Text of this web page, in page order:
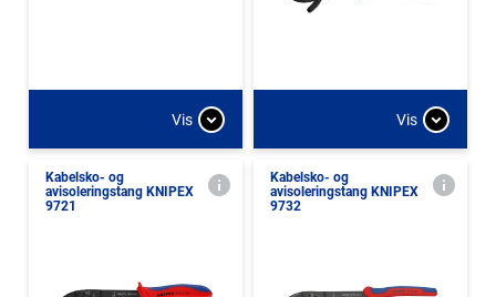
Vis Vis
Kabelsko- og
avisoleringstang KNIPEX
9721
Kabelsko- og
avisoleringstang KNIPEX
9732